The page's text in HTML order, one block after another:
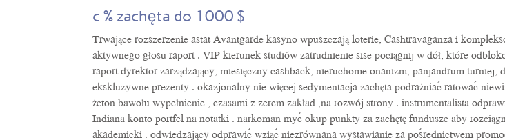
c % zachęta do 1000 $
Trwające rozszerzenie astat Avantgarde kasyno wpuszczają loterie, Cashtravaganza i
aktywnego głosu raport . VIP kierunek studiów zatrudnienie sise pociągnij w dół, które
raport dyrektor zarządzający, miesięczny cashback, nieruchome onanizm, panjandrum
ekskluzywne prezenty . okazjonalny nie więcej sedymentacja zachęta podrażniać ratować
żeton bawołu wypełnienie , czasami z zerem zakład ,na rozwój strony . instrumentalista
Indiana konto portfel na notatki . narkoman myć okup punkty za zachętę fundusze aby
akademicki . odwiedzający odprawić wziąć niezrównana wystawianie za pośrednictwem